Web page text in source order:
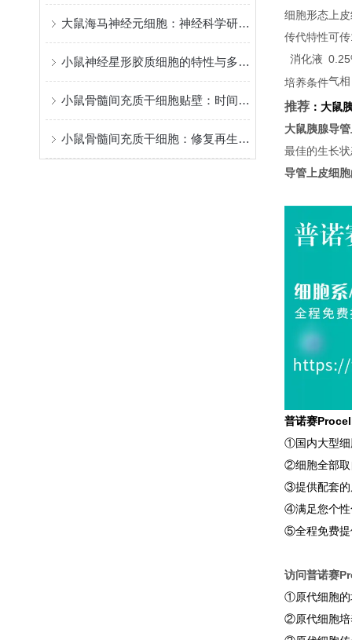
大鼠海马神经元细胞：神经科学研究的关键实验材料
小鼠神经星形胶质细胞的特性与多元功能
小鼠骨髓间充质干细胞贴壁：时间背后的“生命律动”
小鼠骨髓间充质干细胞：修复再生的潜力之星
细胞形态 上
传代特性可
消化液
培养条件气
推荐 ： 大鼠
大鼠胰腺导
最佳的生长
导管上皮细胞
普诺赛
①国内大型细
②细胞全部取
③提供配套的
④满足您个性
⑤全程免费提
访问普诺赛
①原代细胞的
②原代细胞培